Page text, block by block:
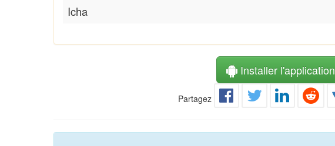
Icha
Installer l'application
Partagez